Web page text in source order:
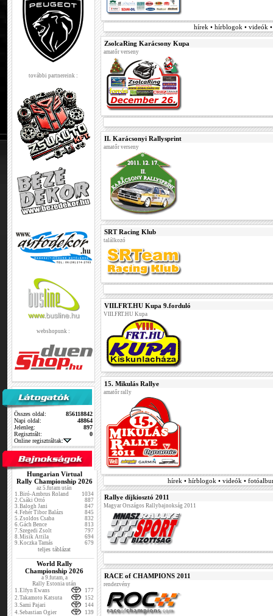
további partnereink :
webshopunk :
Összes oldal:
856118842
Napi oldal:
48864
Jelenleg:
897
Regisztrált:
0
Online regisztráltak:
Hungarian Virtual
Rally Championship 2026
az 5.futam után
1.Biró-Ambrus Roland
1034
2.Csáki Ottó
887
3.Balogh Jani
847
4.Fehér Tibor Balázs
845
5.Zsoldos Csaba
832
6.Gách Bence
813
7.Szegedi Zsolt
797
8.Misik Attila
694
9.Koczka Tamás 679
teljes táblázat
World Rally
Championship 2026
a 9.futam, a
Rally Estonia után
1.Elfyn Ewans
177
2.Takamoto Katsuta
152
3.Sami Pajari
144
4.Sebastian Ogier
139
hírek • hírblogok • videók
ZsolcaRing Karácsony Kupa
amatőr verseny
II. Karácsonyi Rallysprint
amatőr verseny
SRT Racing Klub
találkozó
VIII.FRT.HU Kupa 9.forduló
VIII.FRT.HU Kupa
15. Mikulás Rallye
amatőr rally
hírek • hírblogok • videók •
Rallye díjkiosztó 2011
Magyar Országos Rallybajnokság 2011
RACE of CHAMPIONS 2011
rendezvény